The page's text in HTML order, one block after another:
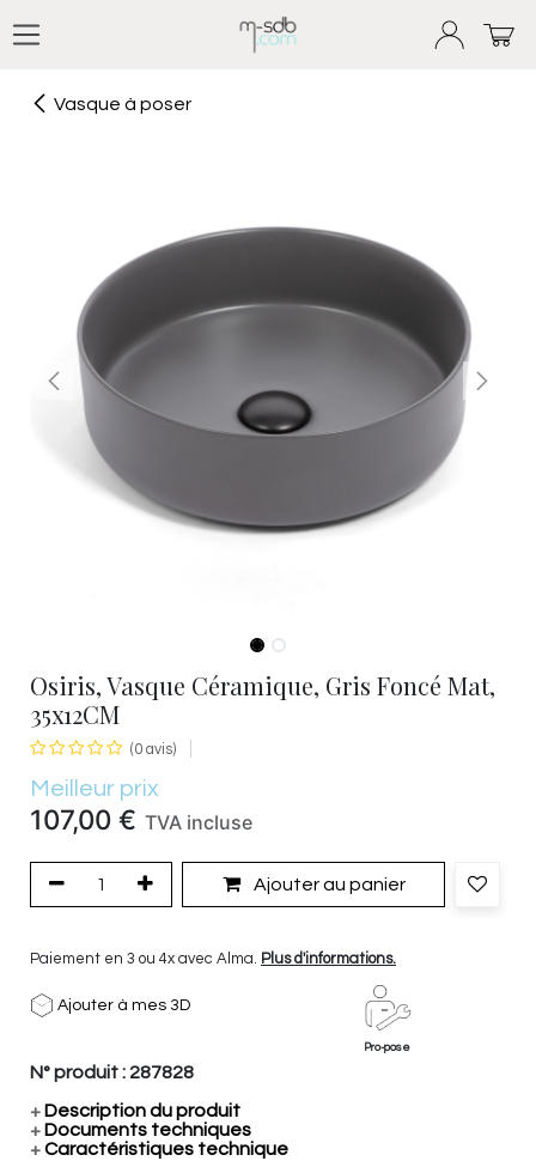
Vasque à poser
Osiris, Vasque Céramique, Gris Foncé Mat,
35x12CM
(0 avis)
Meilleur prix
107,00 € TVA incluse
Ajouter au panier
Paiement en 3 ou 4x avec Alma. Plus d'informations.
Ajouter à mes 3D
Pro-pose
N° produit : 287828
+ Description du produit
+ Documents techniques
+Caractéristiques technique